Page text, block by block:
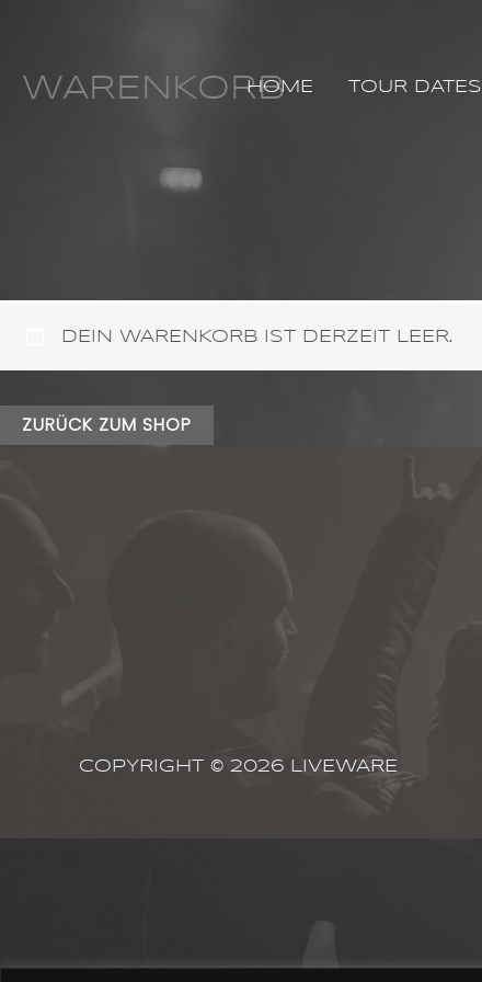
SPRINGEN
HOME TOUR DATES
WARENKORB
DEIN WARENKORB IST DERZEIT LEER.
ZURÜCK ZUM SHOP
COPYRIGHT © 2026 LIVEWARE